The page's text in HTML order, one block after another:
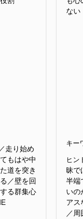
走り始め
もはや中
道を突き
／壁を回
る群集心
ない
キー
ヒン
昧で
半端
いの
アス
／